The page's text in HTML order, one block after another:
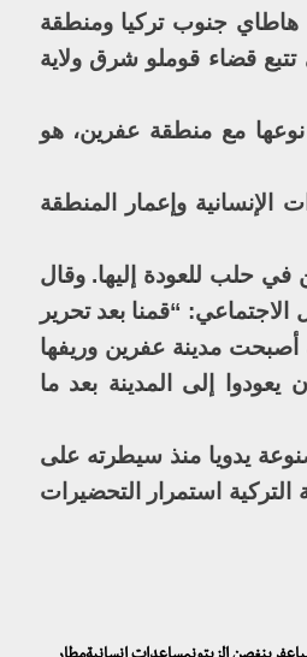
هاطاي جنوب تركيا ومنطقة
قضاء قوملو شرق ولاية
مع منطقة عفرين، هو
وإعمار المنطقة
حلب للعودة إليها. وقال
“قمنا بعد تحرير
أصبحت مدينة عفرين وريفها
إلى المدينة بعد ما
وتدمير 95 لغماً ومتفجرات مصنوعة يدويا منذ سيطرته على
العامة التركية استمرار التحضيرات